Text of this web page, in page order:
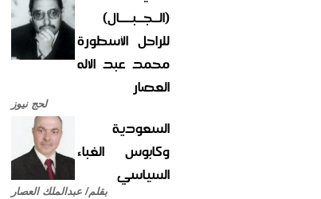
(الــجــبــــال)
للراحل الأسطورة
محمد عبد الاله
العصار
لحج نيوز
السعودية
وكابوس الغباء
السياسي
بقلم/ عبدالملك العصار